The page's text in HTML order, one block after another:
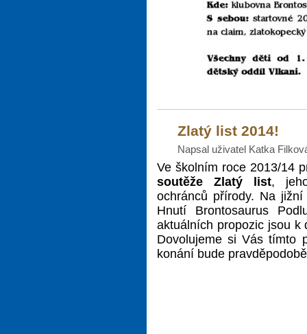
Zlatý list 2014!
Napsal uživatel Katka
Ve školním roce 2013/14
soutěže Zlatý list,
ochránců přírody. Na
Hnutí Brontosaurus
aktuálních propozic jsou
Dovolujeme si Vás tímto
konání bude